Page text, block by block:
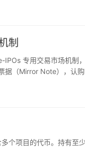
制
专用交易市场机制
据（Mirror Note），认购
个项目的代币。持有至少